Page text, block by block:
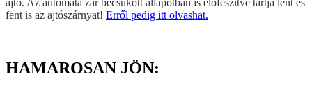
fent is az ajtószárnyat! Erről pedig itt olvashat.
HAMAROSAN JÖN: